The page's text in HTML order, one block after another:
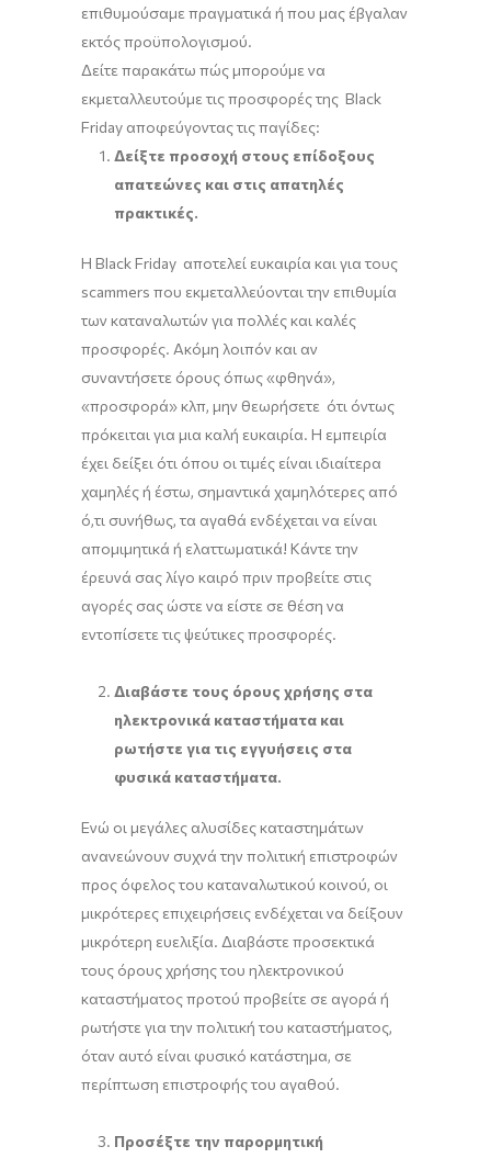
επιθυμούσαμε πραγματικά ή που μας έβγαλαν
εκτός προϋπολογισμού.
Δείτε παρακάτω πώς μπορούμε να
εκμεταλλευτούμε τις προσφορές της Black
Friday αποφεύγοντας τις παγίδες:
Δείξτε προσοχή στους επίδοξους
απατεώνες και στις απατηλές
πρακτικές.
Η Black Friday αποτελεί ευκαιρία και για τους
scammers που εκμεταλλεύονται την επιθυμία
των καταναλωτών για πολλές και καλές
προσφορές. Ακόμη λοιπόν και αν
συναντήσετε όρους όπως «φθηνά»,
«προσφορά» κλπ, μην θεωρήσετε ότι όντως
πρόκειται για μια καλή ευκαιρία. Η εμπειρία
έχει δείξει ότι όπου οι τιμές είναι ιδιαίτερα
χαμηλές ή έστω, σημαντικά χαμηλότερες από
ό,τι συνήθως, τα αγαθά ενδέχεται να είναι
απομιμητικά ή ελαττωματικά! Κάντε την
έρευνά σας λίγο καιρό πριν προβείτε στις
αγορές σας ώστε να είστε σε θέση να
εντοπίσετε τις ψεύτικες προσφορές.
Διαβάστε τους όρους χρήσης στα
ηλεκτρονικά καταστήματα και
ρωτήστε για τις εγγυήσεις στα
φυσικά καταστήματα.
Ενώ οι μεγάλες αλυσίδες καταστημάτων
ανανεώνουν συχνά την πολιτική επιστροφών
προς όφελος του καταναλωτικού κοινού, οι
μικρότερες επιχειρήσεις ενδέχεται να δείξουν
μικρότερη ευελιξία. Διαβάστε προσεκτικά
τους όρους χρήσης του ηλεκτρονικού
καταστήματος προτού προβείτε σε αγορά ή
ρωτήστε για την πολιτική του καταστήματος,
όταν αυτό είναι φυσικό κατάστημα, σε
περίπτωση επιστροφής του αγαθού.
Προσέξτε την παρορμητική